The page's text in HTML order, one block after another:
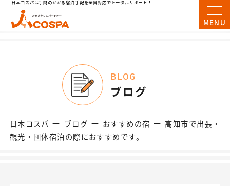
日本コスパは手間のかかる宿泊手配を全国対応でトータルサポート！
MENU
BLOG
ブログ
日本コスパ ー ブログ ー おすすめの宿 ー 高知市で出張・
観光・団体宿泊の際におすすめです。